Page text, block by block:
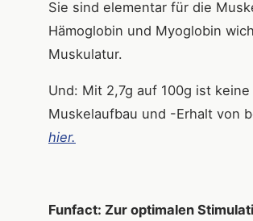
Sie sind elementar für die
Hämoglobin und Myoglobin
Muskulatur.
Und: Mit 2,7g auf 100g ist
Muskelaufbau und -Erhalt von
hier.
Funfact: Zur optimalen